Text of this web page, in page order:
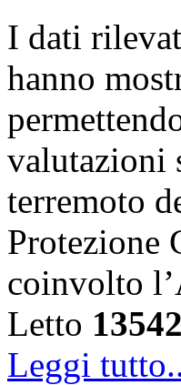
I dati
hanno
valutazioni
terremoto
Protezione
coinvolto
Letto
Leggi